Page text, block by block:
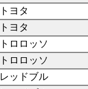
トヨタ
トヨタ
トロロッソ
トロロッソ
レッドブル